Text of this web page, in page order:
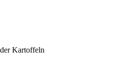
Kartoffeln